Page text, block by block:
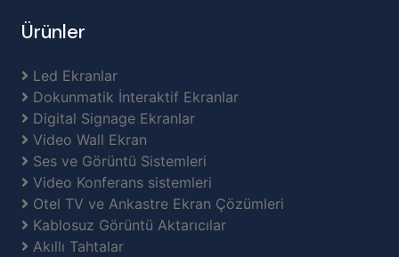
Ürünler
Led Ekranlar
Dokunmatik İnteraktif Ekranlar
Digital Signage Ekranlar
Video Wall Ekran
Ses ve Görüntü Sistemleri
Video Konferans sistemleri
Otel TV ve Ankastre Ekran Çözümleri
Kablosuz Görüntü Aktarıcılar
Akıllı Tahtalar